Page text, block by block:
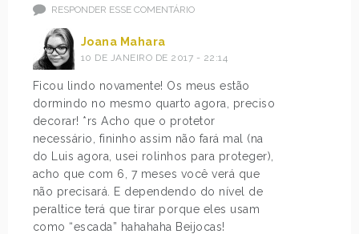
RESPONDER ESSE COMENTÁRIO
Joana Mahara
10 DE JANEIRO DE 2017 - 22:14
Ficou lindo novamente! Os meus estão
dormindo no mesmo quarto agora, preciso
decorar! *rs Acho que o protetor
necessário, fininho assim não fará mal (na
do Luis agora, usei rolinhos para proteger),
acho que com 6, 7 meses você verá que
não precisará. E dependendo do nível de
peraltice terá que tirar porque eles usam
como “escada” hahahaha Beijocas!